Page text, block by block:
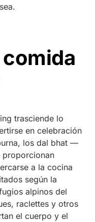
comida
trasciende lo
en celebración
los dal bhat —
a la cocina
según la
alpinos del
raclettes y otros
el cuerpo y el